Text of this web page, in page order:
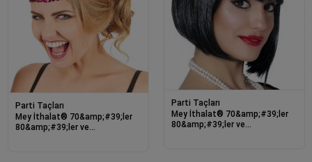
Parti Taçları
Mey İthalat® 70&amp;#39;ler
80&amp;#39;ler ve
Parti Taçları
Mey İthalat® 70&amp;#39;ler
80&amp;#39;ler ve